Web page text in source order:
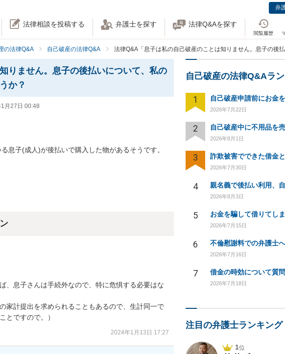
弁
法律相談を投稿する 弁護士を探す 法律Q&Aを探す
閲覧履歴
の法律Q&A 自己破産の法律Q&A 法律Q&A「息子は私の自己破産のことは知りません。息子の後
りません。息子の後払いについて、私の
か？
月27日 00:48
息子(成人)が後払いで購入した物があるそうです。
、息子さんは手続外なので、特に危惧する必要はな
家計提出を求められることもあるので、生計同一で
とですので。）
2024年1月13日 17:27
自己破産の法律Q&Aラ
1 自己破産申請前にお金を
2026年7月22日
2
2026年8月1日
3
2026年7月30日
4
2026年8月3日
5
2026年7月15日
6
2026年7月16日
7 借金の時効について質
2026年7月18日
注目の弁護士ランキング
1位